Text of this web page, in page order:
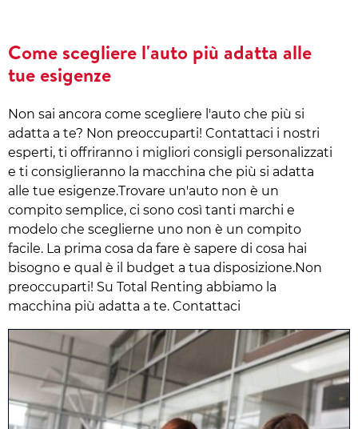
Come scegliere l'auto più adatta alle
tue esigenze
Non sai ancora come scegliere l'auto che più si
adatta a te? Non preoccuparti! Contattaci i nostri
esperti, ti offriranno i migliori consigli personalizzati
e ti consiglieranno la macchina che più si adatta
alle tue esigenze.Trovare un'auto non è un
compito semplice, ci sono così tanti marchi e
modelo che sceglierne uno non è un compito
facile. La prima cosa da fare è sapere di cosa hai
bisogno e qual è il budget a tua disposizione.Non
preoccuparti! Su Total Renting abbiamo la
macchina più adatta a te. Contattaci